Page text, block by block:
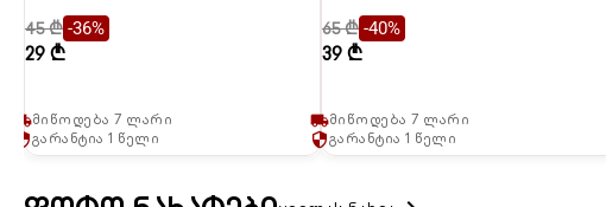
local_shippingმიწოდება 7 ლარი
securityგარანტია 1 წელი
45 ₾ -36%
29 ₾
local_shippingმიწოდება 7 ლარი
securityგარანტია 1 წელი
65 ₾ -40%
39 ₾